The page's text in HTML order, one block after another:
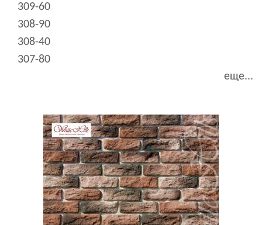
309-60
308-90
308-40
307-80
еще...